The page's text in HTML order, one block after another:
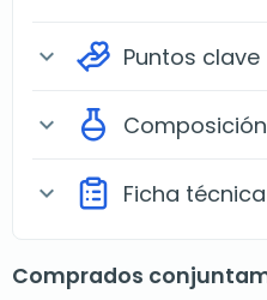
expand_more Puntos clave
expand_more Composición
expand_more Ficha técnica
Comprados